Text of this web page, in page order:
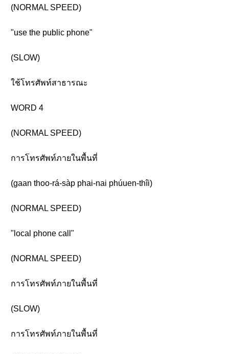
(NORMAL SPEED)
"use the public phone"
(SLOW)
ใช้โทรศัพท์สาธารณะ
WORD 4
(NORMAL SPEED)
การโทรศัพท์ภายในพื้นที่
(gaan thoo-rá-sàp phai-nai phúuen-thîi)
(NORMAL SPEED)
"local phone call"
(NORMAL SPEED)
การโทรศัพท์ภายในพื้นที่
(SLOW)
การโทรศัพท์ภายในพื้นที่